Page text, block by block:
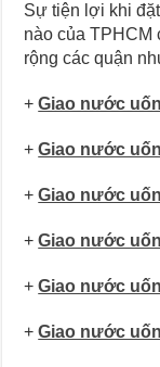
Sự tiện lợi khi
nào của TPHCM
rộng các quận
+Giao nước
+Giao nước
+Giao nước
+Giao nước
+Giao nước
+Giao nước